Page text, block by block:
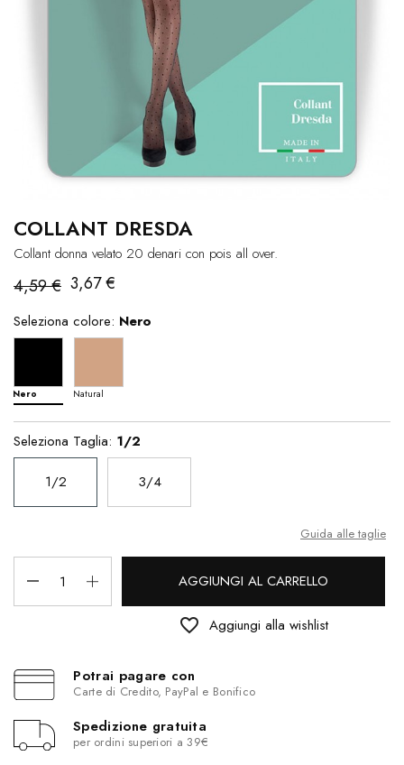
COLLANT DRESDA
Collant donna velato 20 denari con pois all over.
4,59 € 3,67 €
Seleziona colore: Nero
Nero Natural
Seleziona Taglia: 1/2
1/2 3/4
Guida alle taglie
AGGIUNGI AL CARRELLO
favorite_border Aggiungi alla wishlist
Potrai pagare con
Carte di Credito, PayPal e Bonifico
Spedizione gratuita
per ordini superiori a 39€